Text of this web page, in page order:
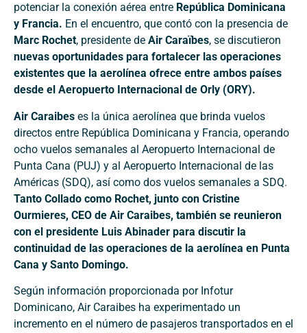
potenciar la conexión aérea entre República Dominicana
y Francia. En el encuentro, que contó con la presencia de
Marc Rochet, presidente de Air Caraïbes, se discutieron
nuevas oportunidades para fortalecer las operaciones
existentes que la aerolínea ofrece entre ambos países
desde el Aeropuerto Internacional de Orly (ORY).
Air Caraibes es la única aerolínea que brinda vuelos
directos entre República Dominicana y Francia, operando
ocho vuelos semanales al Aeropuerto Internacional de
Punta Cana (PUJ) y al Aeropuerto Internacional de las
Américas (SDQ), así como dos vuelos semanales a SDQ.
Tanto Collado como Rochet, junto con Cristine
Ourmieres, CEO de Air Caraibes, también se reunieron
con el presidente Luis Abinader para discutir la
continuidad de las operaciones de la aerolínea en Punta
Cana y Santo Domingo.
Según información proporcionada por Infotur
Dominicano, Air Caraibes ha experimentado un
incremento en el número de pasajeros transportados en el